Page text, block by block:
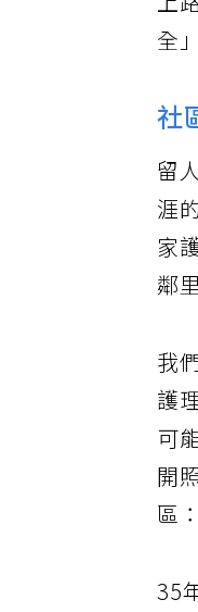
上
全
社
留
涯
家
鄰
我
護
可
開
區